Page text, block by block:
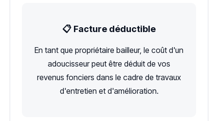
📋 Facture déductible
En tant que propriétaire bailleur, le coût d'un
adoucisseur peut être déduit de vos
revenus fonciers dans le cadre de travaux
d'entretien et d'amélioration.